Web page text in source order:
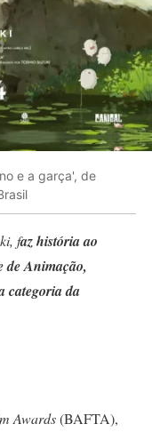
e a garça', de
faz história ao
Animação,
categoriada
Awards(BAFTA),